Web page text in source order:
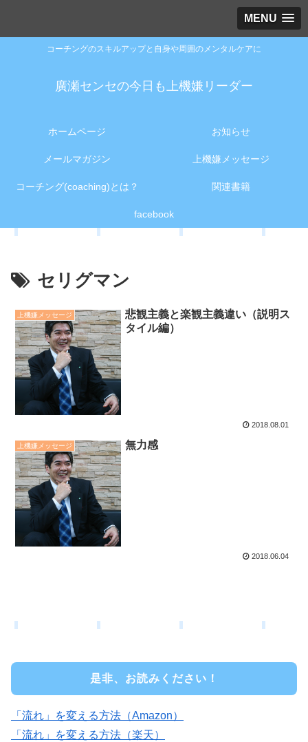
MENU
コーチングのスキルアップと自身や周囲のメンタルケアに
廣瀬センセの今日も上機嫌リーダー
ホームページ お知らせ
メールマガジン 上機嫌メッセージ
コーチング(coaching)とは？ 関連書籍
facebook
セリグマン
上機嫌メッセージ
悲観主義と楽観主義違い（説明ス
タイル編）
2018.08.01
上機嫌メッセージ 無力感
2018.06.04
是非、お読みください！
「流れ」を変える方法（Amazon）
「流れ」を変える方法（楽天）